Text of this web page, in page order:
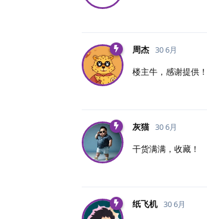
周杰 30 6月
楼主牛，感谢提供！
灰猫 30 6月
干货满满，收藏！
纸飞机 30 6月